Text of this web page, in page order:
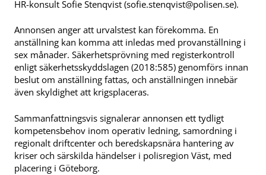
HR-konsult Sofie Stenqvist (sofie.stenqvist@polisen.se).
Annonsen anger att urvalstest kan förekomma. En
anställning kan komma att inledas med provanställning i
sex månader. Säkerhetsprövning med registerkontroll
enligt säkerhetsskyddslagen (2018:585) genomförs innan
beslut om anställning fattas, och anställningen innebär
även skyldighet att krigsplaceras.
Sammanfattningsvis signalerar annonsen ett tydligt
kompetensbehov inom operativ ledning, samordning i
regionalt driftcenter och beredskapsnära hantering av
kriser och särskilda händelser i polisregion Väst, med
placering i Göteborg.